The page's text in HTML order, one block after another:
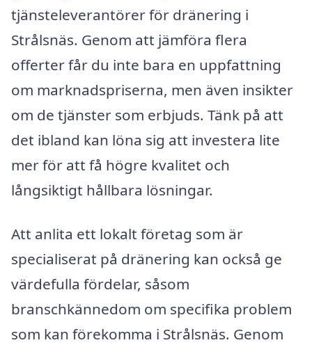
tjänsteleverantörer för dränering i
Strålsnäs. Genom att jämföra flera
offerter får du inte bara en uppfattning
om marknadspriserna, men även insikter
om de tjänster som erbjuds. Tänk på att
det ibland kan löna sig att investera lite
mer för att få högre kvalitet och
långsiktigt hållbara lösningar.
Att anlita ett lokalt företag som är
specialiserat på dränering kan också ge
värdefulla fördelar, såsom
branschkännedom om specifika problem
som kan förekomma i Strålsnäs. Genom